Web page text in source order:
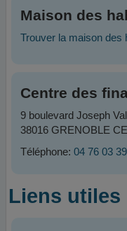
Maison des
Trouver la maison des
Centre des
9 boulevard Joseph
38016 GRENOBLE
Téléphone: 04 76 03
Liens utiles